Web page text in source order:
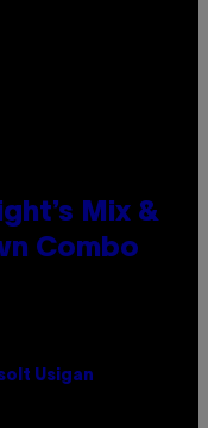
Mix &
Combo
Usigan